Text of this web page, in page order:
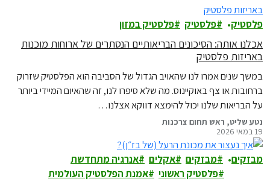
פלסטיק פלסטיק פלסטיק במזון
אכלנו אותה: הסיכונים הבריאותיים הנסתרים של ארוחות מוכנות
באריזות פלסטיק
במשך שנים אמרו לנו שהאויב הגדול של הסביבה הוא הפלסטיק שזרוק
ברחובות או צף באוקיינוס. מה שלא סיפרו לנו, זה שהאיום המיידי ביותר
על הבריאות שלנו יכול להימצא דווקא אצלנו…
נטע שליט, ראש תחום צרכנות
19 במאי 2026
מבזקים מבזקים אקלים
אנרגיה מתחדשת
פלסטיק ראשוני
אמנת הפלסטיק העולמית